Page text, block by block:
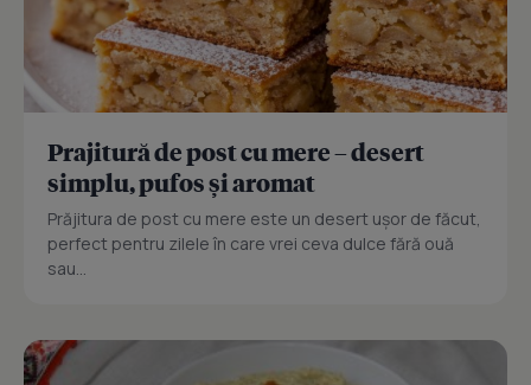
Prajitură de post cu mere – desert
simplu, pufos și aromat
Prăjitura de post cu mere este un desert ușor de făcut,
perfect pentru zilele în care vrei ceva dulce fără ouă
sau...